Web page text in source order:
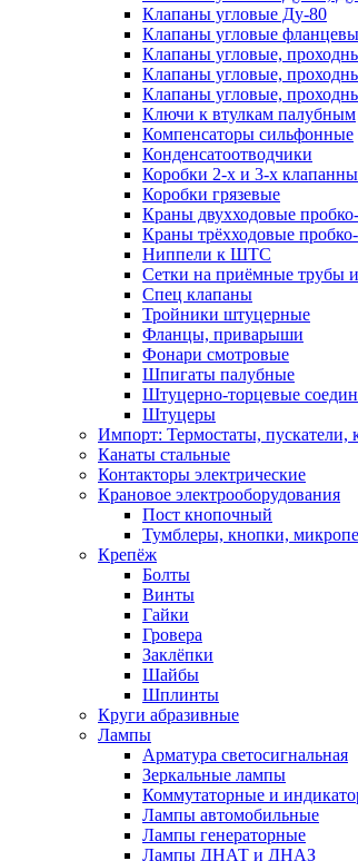
Клапаны угловые Ду-80
Клапаны угловые
Клапаны угловые,
Клапаны угловые,
Клапаны угловые,
Ключи к втулкам палубным
Компенсаторы сильфонные
Конденсатоотводчики
Коробки 2-х и 3-х
Коробки грязевые
Краны двухходовые
Краны трёхходовые
Ниппели к ШТС
Сетки на приёмные трубы
Спец клапаны
Тройники штуцерные
Фланцы, приварыши
Фонари смотровые
Шпигаты палубные
Штуцерно-торцевые
Штуцеры
Импорт: Термостаты, пускатели,
Канаты стальные
Контакторы электрические
Крановое электрооборудования
Пост кнопочный
Тумблеры, кнопки,
Крепёж
Болты
Винты
Гайки
Гровера
Заклёпки
Шайбы
Шплинты
Круги абразивные
Лампы
Арматура светосигнальная
Зеркальные лампы
Коммутаторные и
Лампы автомобильные
Лампы генераторные
Лампы ДНАТ и ДНАЗ